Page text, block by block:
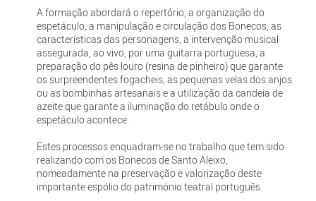
A formação abordará o repertório, a organização do
espetáculo, a manipulação e circulação dos Bonecos, as
características das personagens, a intervenção musical
assegurada, ao vivo, por uma guitarra portuguesa, a
preparação do pês louro (resina de pinheiro) que garante
os surpreendentes fogacheis, as pequenas velas dos anjos
ou as bombinhas artesanais e a utilização da candeia de
azeite que garante a iluminação do retábulo onde o
espetáculo acontece.
Estes processos enquadram-se no trabalho que tem sido
realizando com os Bonecos de Santo Aleixo,
nomeadamente na preservação e valorização deste
importante espólio do património teatral português.